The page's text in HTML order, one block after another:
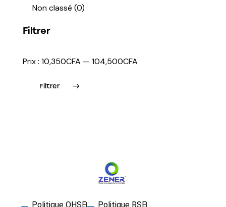
Non classé (0)
Filtrer
Filtrer
Prix : 10,350CFA — 104,500CFA
Politique QHSE Politique RSE